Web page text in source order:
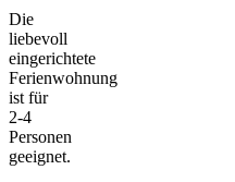
Die
liebevoll
eingerichtete
Ferienwohnung
ist für
2-4
Personen
geeignet.